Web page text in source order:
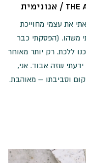
את עצמי מחוייכת
משהו. (הפסקתי כבר
ללכת. רק יותר מאוחר
ידעתי שזה אבוד. אני,
וסביבתו – מאוהבת.